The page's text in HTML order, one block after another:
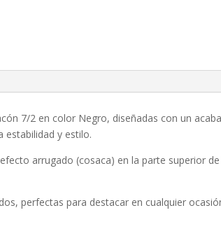
7/2 en color Negro, diseñadas con un
estabilidad y estilo.
arrugado (cosaca) en la parte superior
perfectas para destacar en cualquier